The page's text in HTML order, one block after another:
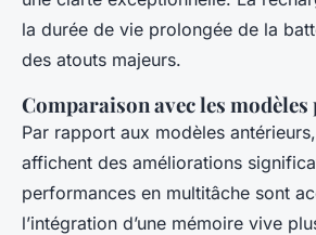
la durée de vie prolongée de la
des atouts majeurs.
Comparaison avec les modèles
Par rapport aux modèles
affichent des améliorations
performances en multitâche sont
l’intégration d’une mémoire vive